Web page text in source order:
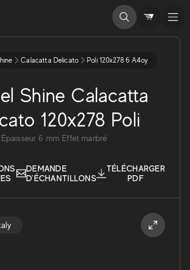
Calacatta Delicato Poli 120x278 6 A4oy
Shine Calacatta
120x278 Poli
Épaisseur 6 mm Effet marbré
DEMANDE
D'ÉCHANTILLONS
TÉLÉCHARGER
PDF